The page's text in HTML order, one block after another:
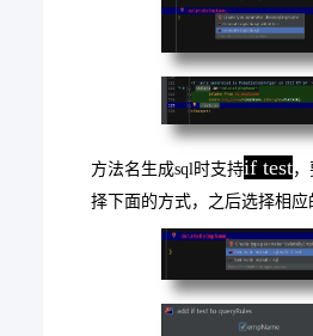
方法名生成sql时支持if test，
择下面的方式，之后选择相应